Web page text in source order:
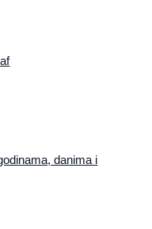
danima i